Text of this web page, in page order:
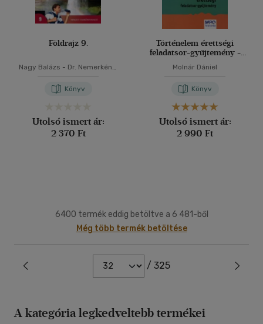
Földrajz 9.
Nagy Balázs - Dr. Nemerkényi
Ütőné Visi Judit
Könyv
Utolsó ismert ár:
2 370 Ft
Történelem érettségi
feladatsor-gyűjtemény -
Molnár Dániel
Könyv
Utolsó ismert ár:
2 990 Ft
6400 termék eddig betöltve a 6 481-ből
Még több termék betöltése
/ 325
A kategória legkedveltebb termékei